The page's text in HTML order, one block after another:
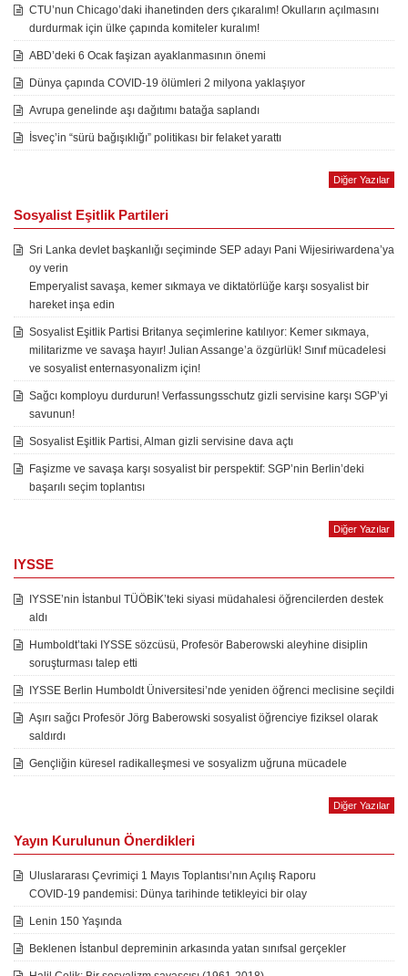
CTU’nun Chicago’daki ihanetinden ders çıkaralım! Okulların açılmasını
durdurmak için ülke çapında komiteler kuralım!
ABD’deki 6 Ocak faşizan ayaklanmasının önemi
Dünya çapında COVID-19 ölümleri 2 milyona yaklaşıyor
Avrupa genelinde aşı dağıtımı batağa saplandı
İsveç’in “sürü bağışıklığı” politikası bir felaket yarattı
Diğer Yazılar
Sosyalist Eşitlik Partileri
Sri Lanka devlet başkanlığı seçiminde SEP adayı Pani Wijesiriwardena’ya
oy verin
Emperyalist savaşa, kemer sıkmaya ve diktatörlüğe karşı sosyalist bir
hareket inşa edin
Sosyalist Eşitlik Partisi Britanya seçimlerine katılıyor: Kemer sıkmaya,
militarizme ve savaşa hayır! Julian Assange’a özgürlük! Sınıf mücadelesi
ve sosyalist enternasyonalizm için!
Sağcı komployu durdurun! Verfassungsschutz gizli servisine karşı SGP’yi
savunun!
Sosyalist Eşitlik Partisi, Alman gizli servisine dava açtı
Faşizme ve savaşa karşı sosyalist bir perspektif: SGP’nin Berlin’deki
başarılı seçim toplantısı
Diğer Yazılar
IYSSE
IYSSE’nin İstanbul TÜÖBİK’teki siyasi müdahalesi öğrencilerden destek
aldı
Humboldt’taki IYSSE sözcüsü, Profesör Baberowski aleyhine disiplin
soruşturması talep etti
IYSSE Berlin Humboldt Üniversitesi’nde yeniden öğrenci meclisine seçildi
Aşırı sağcı Profesör Jörg Baberowski sosyalist öğrenciye fiziksel olarak
saldırdı
Gençliğin küresel radikalleşmesi ve sosyalizm uğruna mücadele
Diğer Yazılar
Yayın Kurulunun Önerdikleri
Uluslararası Çevrimiçi 1 Mayıs Toplantısı’nın Açılış Raporu
COVID-19 pandemisi: Dünya tarihinde tetikleyici bir olay
Lenin 150 Yaşında
Beklenen İstanbul depreminin arkasında yatan sınıfsal gerçekler